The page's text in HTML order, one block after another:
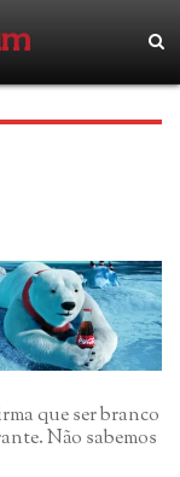
que ser branco
Não sabemos